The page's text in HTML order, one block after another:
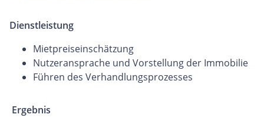
Dienstleistung
Mietpreiseinschätzung
Nutzeransprache und Vorstellung der Immobilie
Führen des Verhandlungsprozesses
Ergebnis